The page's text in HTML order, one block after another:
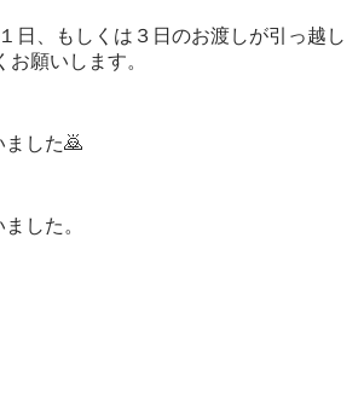
日、もしくは３日のお渡しが引っ越し
願いします。
ました🙇
した。